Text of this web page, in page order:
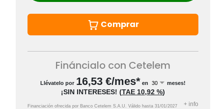
Comprar
Fináncialo con Cetelem
Llévatelo por 16,53 €/mes* en meses!
¡SIN INTERESES! (TAE 10,92 %)
Financiación ofrecida por Banco Cetelem S.A.U. Válido hasta 31/01/2027 + info